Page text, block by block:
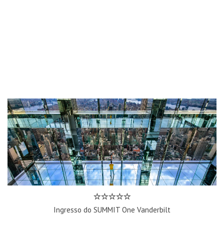
Ingresso do SUMMIT One Vanderbilt